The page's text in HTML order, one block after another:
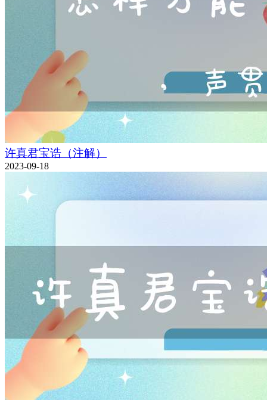
许真君宝诰（注解）
2023-09-18